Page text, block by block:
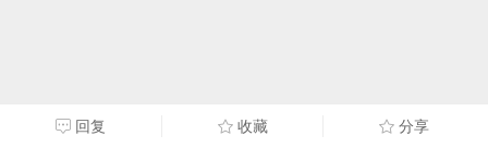
回复 收藏 分享